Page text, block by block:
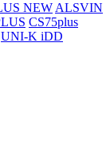
NEW ALSVIN
CS75plus
UNI-K iDD